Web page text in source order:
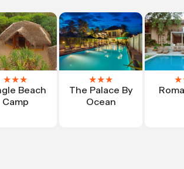
★★★
Beach
Camp
★★★
The Palace By
Ocean
★